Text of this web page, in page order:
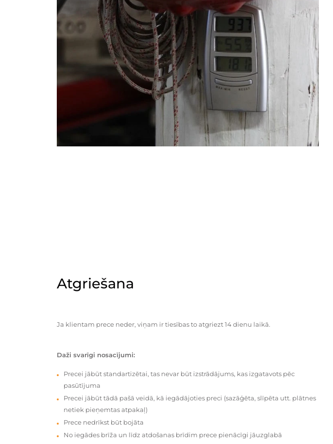
Atgriešana
Ja klientam prece neder, viņam ir tiesības to atgriezt 14 dienu laikā.
Daži svarīgi nosacījumi:
Precei jābūt standartizētai, tas nevar būt izstrādājums, kas izgatavots pēc
pasūtījuma
Precei jābūt tādā pašā veidā, kā iegādājoties preci (sazāģēta, slīpēta utt. plātnes
netiek pieņemtas atpakaļ)
Prece nedrīkst būt bojāta
No iegādes brīža un līdz atdošanas brīdim prece pienācīgi jāuzglabā